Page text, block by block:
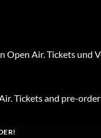
Open Air. Tickets
Tickets and pre-